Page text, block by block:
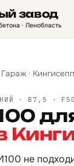
завод
· Ленобласть
Гараж · Кингисепп
· B7,5 ·
не